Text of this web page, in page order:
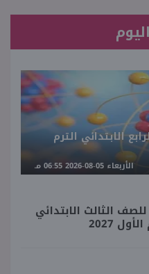
الابتدائي الترم
الأربعاء 05-08-2026 06:55 مـ
الثالث الابتدائي
2027